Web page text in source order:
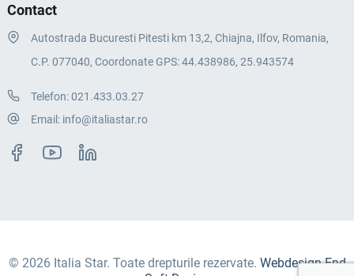
Contact
Autostrada Bucuresti Pitesti km 13,2, Chiajna, Ilfov, Romania,
C.P. 077040, Coordonate GPS: 44.438986, 25.943574
Telefon:021.433.03.27
Email: info@italiastar.ro
© 2026 Italia Star. Toate drepturile rezervate. Webdesign End